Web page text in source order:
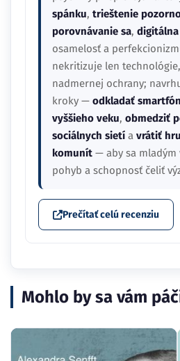
spánku, trieštenie
porovnávanie sa,
osamelosť a
nekritizuje len
nadmernej ochrany;
kroky — odkladať
vyššieho veku, obmedziť
sociálnych sietí a vrátiť
komunít — aby sa mladým
pohyb a schopnosť čeliť
Prečítať celú recenziu
Mohlo by sa vám